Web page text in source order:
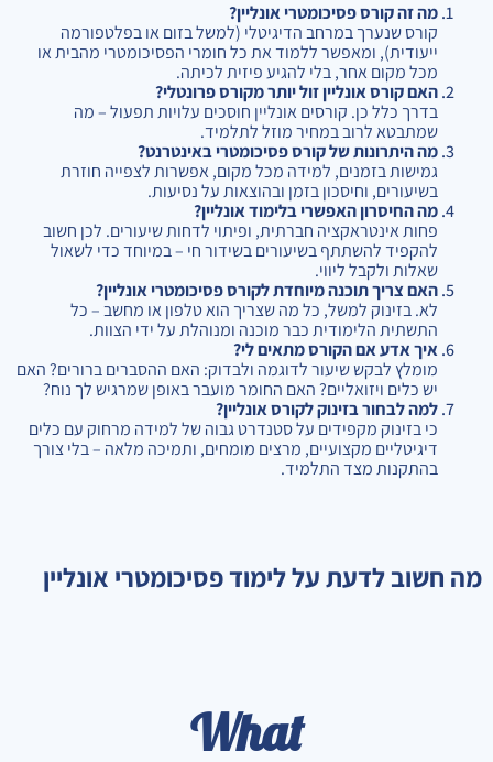
מה זה קורס פסיכומטרי אונליין?
קורס שנערך במרחב הדיגיטלי (למשל בזום או בפלטפורמה
ייעודית), ומאפשר ללמוד את כל חומרי הפסיכומטרי מהבית או
מכל מקום אחר, בלי להגיע פיזית לכיתה.
האם קורס אונליין זול יותר מקורס פרונטלי?
בדרך כלל כן. קורסים אונליין חוסכים עלויות תפעול – מה
שמתבטא לרוב במחיר מוזל לתלמיד.
מה היתרונות של קורס פסיכומטרי באינטרנט?
גמישות בזמנים, למידה מכל מקום, אפשרות לצפייה חוזרת
בשיעורים, וחיסכון בזמן ובהוצאות על נסיעות.
מה החיסרון האפשרי בלימוד אונליין?
פחות אינטראקציה חברתית, ופיתוי לדחות שיעורים. לכן חשוב
להקפיד להשתתף בשיעורים בשידור חי – במיוחד כדי לשאול
שאלות ולקבל ליווי.
האם צריך תוכנה מיוחדת לקורס פסיכומטרי אונליין?
לא. בזינוק למשל, כל מה שצריך הוא טלפון או מחשב – כל
התשתית הלימודית כבר מוכנה ומנוהלת על ידי הצוות.
איך אדע אם הקורס מתאים לי?
מומלץ לבקש שיעור לדוגמה ולבדוק: האם ההסברים ברורים? האם
יש כלים ויזואליים? האם החומר מועבר באופן שמרגיש לך נוח?
למה לבחור בזינוק לקורס אונליין?
כי בזינוק מקפידים על סטנדרט גבוה של למידה מרחוק עם כלים
דיגיטליים מקצועיים, מרצים מומחים, ותמיכה מלאה – בלי צורך
בהתקנות מצד התלמיד.
מה חשוב לדעת על לימוד פסיכומטרי אונליין
What